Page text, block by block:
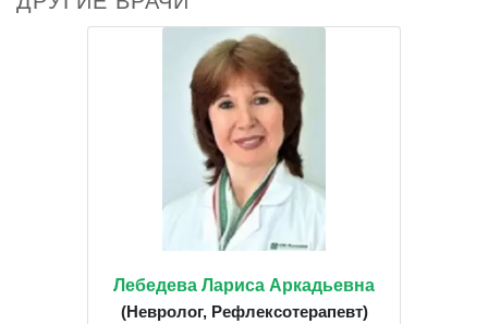
Лебедева Лариса Аркадьевна
(Невролог, Рефлексотерапевт)